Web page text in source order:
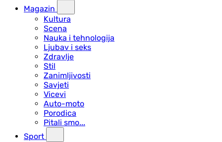
Magazin
Kultura
Scena
Nauka i tehnologija
Ljubav i seks
Zdravlje
Stil
Zanimljivosti
Savjeti
Vicevi
Auto-moto
Porodica
Pitali smo...
Sport